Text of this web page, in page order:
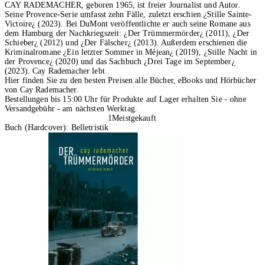
CAY RADEMACHER, geboren 1965, ist freier Journalist und Autor.
Seine Provence-Serie umfasst zehn Fälle, zuletzt erschien ¿Stille Sainte-
Victoire¿ (2023). Bei DuMont veröffentlichte er auch seine Romane aus
dem Hamburg der Nachkriegszeit: ¿Der Trümmermörder¿ (2011), ¿Der
Schieber¿ (2012) und ¿Der Fälscher¿ (2013). Außerdem erschienen die
Kriminalromane ¿Ein letzter Sommer in Méjean¿ (2019), ¿Stille Nacht in
der Provence¿ (2020) und das Sachbuch ¿Drei Tage im September¿
(2023). Cay Rademacher lebt
Hier finden Sie zu den besten Preisen alle Bücher, eBooks und Hörbücher
von Cay Rademacher.
Bestellungen bis 15:00 Uhr für Produkte auf Lager erhalten Sie - ohne
Versandgebühr - am nächsten Werktag.
1Meistgekauft
Buch (Hardcover): Belletristik